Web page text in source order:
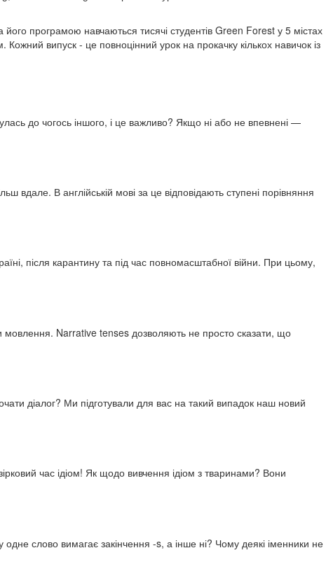
програмою навчаються тисячі студентів Green Forest у 5 містах
випуск - це повноцінний урок на прокачку кількох навичок із
до чогось іншого, і це важливо? Якщо ні або не впевнені —
В англійській мові за це відповідають ступені порівняння
після карантину та під час повномасштабної війни. При цьому,
мовлення. Narrative tenses дозволяють не просто сказати, що
діалог? Ми підготували для вас на такий випадок наш новий
час ідіом! Як щодо вивчення ідіом з тваринами? Вони
слово вимагає закінчення -s, а інше ні? Чому деякі іменники не